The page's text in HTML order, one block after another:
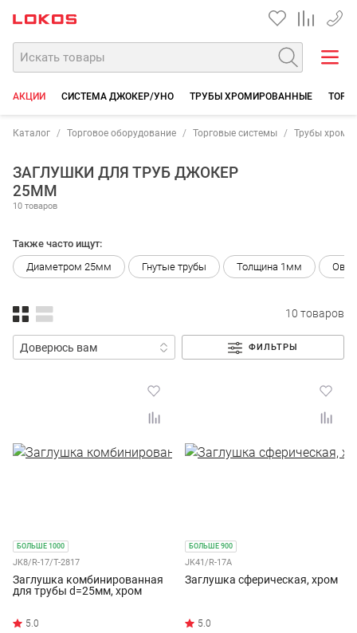
+7
АКЦИИ СИСТЕМА ДЖОКЕР/УНО ТРУБЫ ХРОМИРОВАННЫЕ
Каталог Торговое оборудование Торговые системы Трубы
ЗАГЛУШКИ ДЛЯ ТРУБ ДЖОКЕР
25ММ
10 товаров
Также часто ищут:
Диаметром 25мм
Гнутые трубы Толщина 1мм
10 товаров
ФИЛЬТРЫ
БОЛЬШЕ 1000
JK8/R-17/T-2817
Заглушка комбинированная
для трубы d=25мм, хром
БОЛЬШЕ 900
JK41/R-17A
Заглушка сферическая, хром